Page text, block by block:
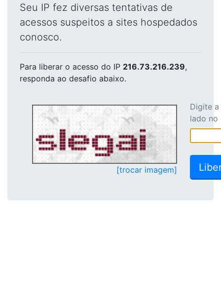
Seu IP fez diversas tentativas de
acessos suspeitos a sites hospedados
conosco.
Para liberar o acesso do IP 216.73.216.239,
responda ao desafio abaixo.
[trocar imagem]
Digite
lado no